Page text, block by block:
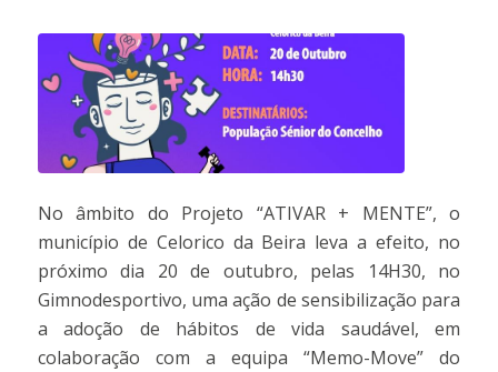
No âmbito do Projeto “ATIVAR + MENTE”, o
município de Celorico da Beira leva a efeito, no
próximo dia 20 de outubro, pelas 14H30, no
Gimnodesportivo, uma ação de sensibilização para
a adoção de hábitos de vida saudável, em
colaboração com a equipa “Memo-Move” do